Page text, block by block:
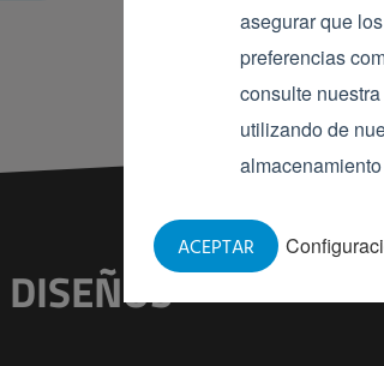
asegurar que
preferencias
consulte nuestra
utilizando de
ACEPTAR
DISEÑOS